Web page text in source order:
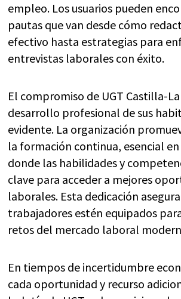
empleo. Los usuarios pueden
pautas que van desde cómo
efectivo hasta estrategias para
entrevistas laborales con éxito.
El compromiso de UGT Castilla-
desarrollo profesional de sus
evidente. La organización
la formación continua, esencial
donde las habilidades y
clave para acceder a mejores
laborales. Esta dedicación
trabajadores estén equipados
retos del mercado laboral
En tiempos de incertidumbre
cada oportunidad y recurso